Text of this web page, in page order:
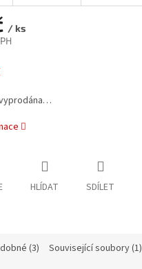
/ ks
HLÍDAT SDÍLET
(3) Související soubory (1)